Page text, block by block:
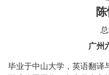
广州
毕业于中山大学，英语翻译